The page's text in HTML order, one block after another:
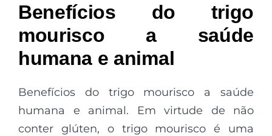
Benefícios do trigo
mourisco a saúde
humana e animal
Benefícios do trigo mourisco a saúde
humana e animal. Em virtude de não
conter glúten, o trigo mourisco é uma